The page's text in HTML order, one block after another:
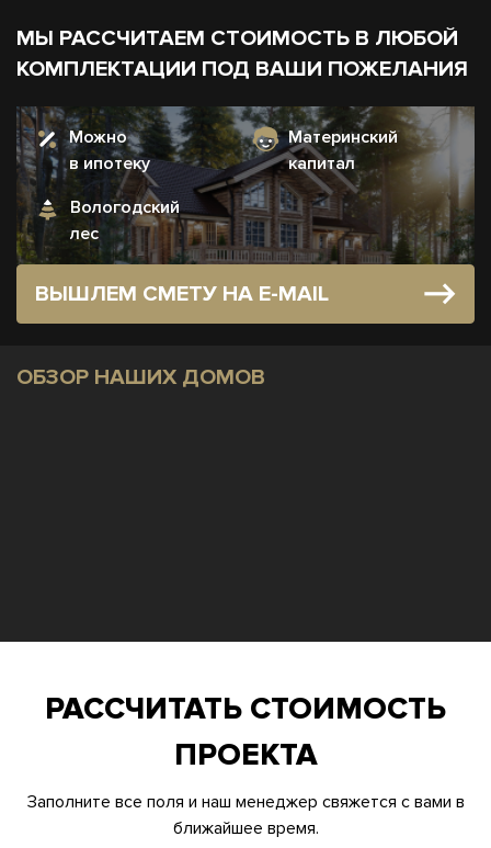
МЫ РАССЧИТАЕМ СТОИМОСТЬ В ЛЮБОЙ
КОМПЛЕКТАЦИИ ПОД ВАШИ ПОЖЕЛАНИЯ
Можно
в ипотеку
Материнский
капитал
Вологодский
лес
ВЫШЛЕМ СМЕТУ НА E-MAIL
ОБЗОР НАШИХ ДОМОВ
РАССЧИТАТЬ СТОИМОСТЬ
ПРОЕКТА
Заполните все поля и наш менеджер свяжется с вами в
ближайшее время.